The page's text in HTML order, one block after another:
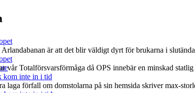
är att det blir väldigt dyrt för brukarna i
vår Totalförsvarsförmåga då OPS innebär en minskad
kom inte in i tid
laga förfall om domstolarna på sin hemsida skriver max-